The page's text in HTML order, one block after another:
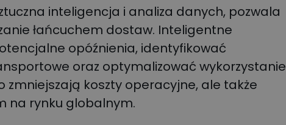
inteligencja i analiza danych, pozwala
łańcuchem dostaw. Inteligentne
opóźnienia, identyfikować
oraz optymalizować wykorzystanie
zmniejszają koszty operacyjne, ale także
na rynku globalnym.